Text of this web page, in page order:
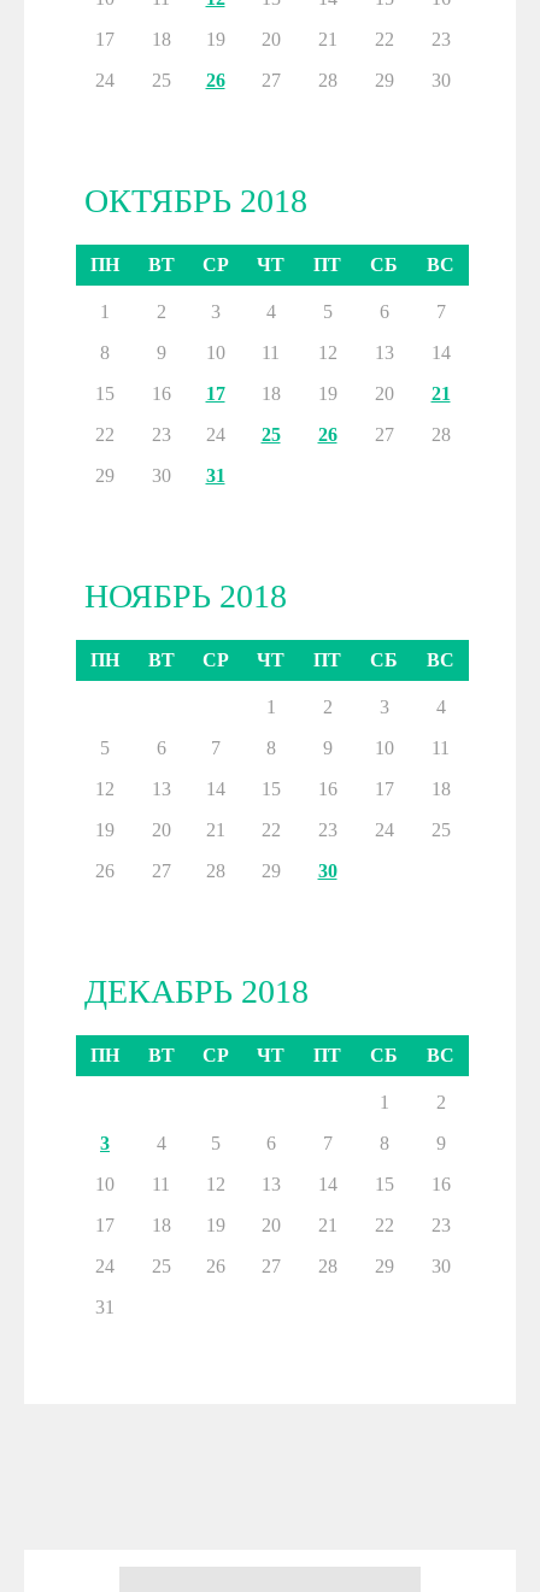
17
18 19 20 21 22
23
24
25 26 27 28 29 30
ОКТЯБРЬ 2018
ПН ВТ СР ЧТ ПТ СБ ВС
1 2 3 4 5 6
7
8
9 10 11 12 13
14
15
16 17 18 19 20
21
22
23 24 25 26 27
28
29
30 31
НОЯБРЬ 2018
ПН ВТ СР ЧТ ПТ СБ ВС
1 2 3
4
5
6 7 8 9 10
11
12
13 14 15 16 17
18
19
20 21 22 23 24
25
26
27 28 29 30
ДЕКАБРЬ 2018
ПН ВТ СР ЧТ ПТ СБ ВС
1
2
3
4 5 6 7 8
9
10
11 12 13 14 15
16
17
18 19 20 21 22
23
24
25 26 27 28 29
30
31